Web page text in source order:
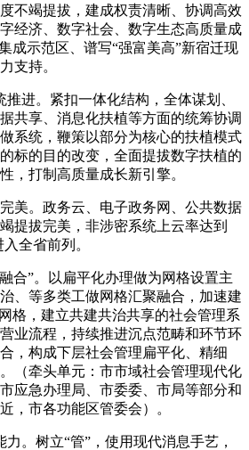
不竭提拔，建成权责清晰、协调高效
经济、数字社会、数字生态高质量成
成示范区、谱写“强富美高”新宿迁现
支持。
进。紧扣一体化结构，全体谋划、
共享、消息化扶植等方面的统筹协调
系统，鞭策以部分为核心的扶植模式
标的目的改变，全面提拔数字扶植的
，打制高质量成长新引擎。
。政务云、电子政务网、公共数据
提拔完美，非涉密系统上云率达到
全省前列。
”。以扁平化办理做为网格设置主
、等多类工做网格汇聚融合，加速建
格，建立共建共治共享的社会管理系
业流程，持续推进沉点范畴和环节环
，构成下层社会管理扁平化、精细
（牵头单元：市市域社会管理现代化
应急办理局、市委委、市局等部分和
，市各功能区管委会）。
树立“管”，使用现代消息手艺，